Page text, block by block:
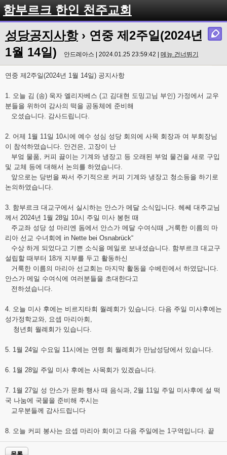
함부르크 한인 천주교회
성당공지사항› 연중 제2주일(2024년
1월 14일)
안드레아스 | 2024.01.25 23:59:42 | 메뉴 건너뛰기
연중 제2주일(2024년 1월 14일) 공지사항
1. 오늘 김 (송) 욱자 엘리자베스 (고 김대현 도밍고님 부인) 가정에서 교우
분들을 위하여 감사의 떡을 공동체에 준비해
오셨습니다. 감사드립니다.
2. 어제 1월 11일 10시에 예수 성심 성당 회의에 사목 회장과 여 부회장님
이 참석하였습니다. 안건은, 고장이 난
부엌 물품, 커피 끓이는 기계와 냉장고 등 오래된 부엌 물건을 새로 구입
및 교체 등에 대해서 논의를 하였습니다.
앞으로는 당번을 짜서 주기적으로 커피 기계와 냉장고 청소등을 하기로
논의하였습니다.
3. 함부르크 대교구에서 실시하는 안스가 메달 소식입니다. 헤쎄 대주교님
께서 2024년 1월 28일 10시 주일 미사 봉헌 때
주교좌 성당 성 마리엔 돔에서 안스가 메달 수여식때 „거룩한 이름의 마
리아 선교 수녀회에 in Nette bei Osnabrück“
수상 하게 되었다고 기쁜 소식을 메일로 보내셨습니다. 함부르크 대교구
설립할 때부터 18개 지부를 두고 활동하신
거룩한 이름의 마리아 선교회는 마지막 활동을 수베린에서 하였답니다.
안스가 메일 수여식에 여러분들을 초대한다고
전하셨습니다.
4. 오늘 미사 후에는 비르지타회 월례회가 있습니다. 다음 주일 미사후에는
성가정학교와, 요셉 마리아회,
청년회 월례회가 있습니다.
5. 1월 24일 수요일 11시에는 연령 회 월례회가 만남성당에서 있습니다.
6. 1월 28일 주일 미사 후에는 사목회가 있겠습니다.
7. 1월 27일 성 안스가 문화 행사 때 음식과, 2월 11일 주일 미사후에 설 떡
국 나눔에 국물을 준비해 주시는
교우분들께 감사드립니다
8. 오늘 커피 봉사는 요셉 마리아 회이고 다음 주일에는 1구역입니다. 끝